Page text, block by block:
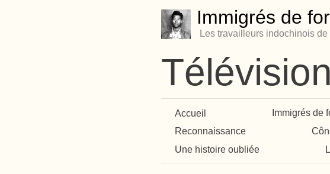
Immigrés de
Les travailleurs indochinois
Accueil Immigrés de
Reconnaissance
Une histoire oubliée